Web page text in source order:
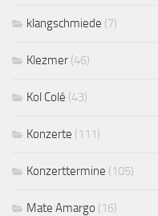
klangschmiede (7)
Klezmer (46)
Kol Colé (43)
Konzerte (111)
Konzerttermine (105)
Mate Amargo (16)